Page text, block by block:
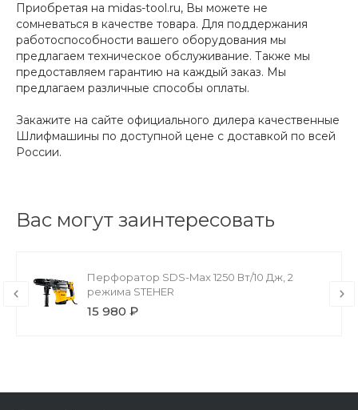
Приобретая на midas-tool.ru, Вы можете не
сомневаться в качестве товара. Для поддержания
работоспособности вашего оборудования мы
предлагаем техническое обслуживание. Также мы
предоставляем гарантию на каждый заказ. Мы
предлагаем различные способы оплаты.
Закажите на сайте официального дилера качественные
Шлифмашины по доступной цене с доставкой по всей
России.
Вас могут заинтересовать
Перфоратор SDS-Max 1250 Вт/10 Дж, 2
режима STEHER
15 980 ₽